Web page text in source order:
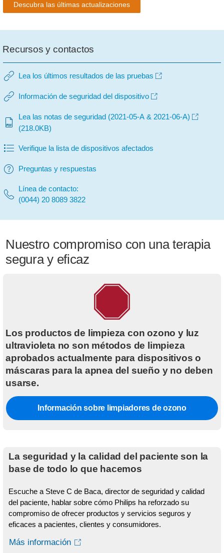
Descubra las últimas actualizaciones
Recursos y contactos
Lea los últimos resultados de las pruebas
Información de seguridad del dispositivo
Lea las notas de seguridad (2021-05-A & 2021-06-A)
(218.0KB)
Verifique la lista de dispositivos afectados
Preguntas y respuestas
Línea de contacto:
(0044) 20 8089 3822
Nuestro compromiso con una terapia
segura y eficaz
Los productos de limpieza con ozono y luz
ultravioleta no son métodos de limpieza
aprobados actualmente para dispositivos o
máscaras para la apnea del sueño y no deben
usarse.
Información sobre limpiadores de ozono
La seguridad y la calidad del paciente son la
base de todo lo que hacemos
Escuche a Steve C de Baca, director de seguridad y calidad
del paciente, hablar sobre cómo Philips ha reforzado su
compromiso de ofrecer productos y servicios seguros y
eficaces a pacientes, clientes y consumidores.
Más información